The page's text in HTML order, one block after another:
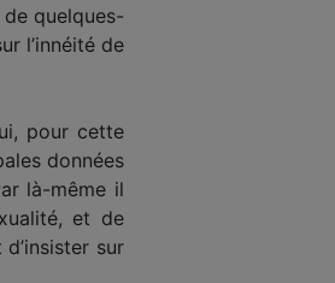
quelques-
l’innéité de
pour cette
données
là-même il
et de
sur